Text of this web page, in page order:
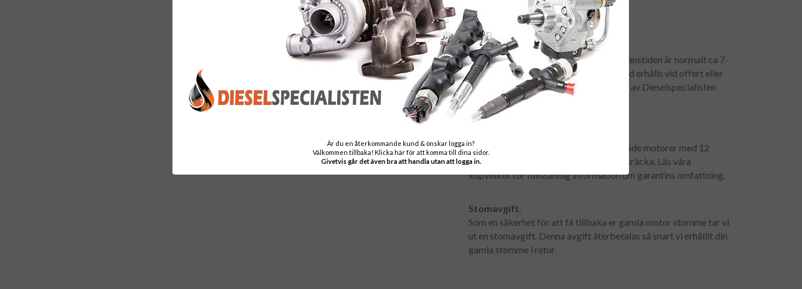
Frakt & leverans:
Fri frakt tur & retur av stommen - Leveranstiden är normalt ca 7-
10 arbetsdagar, en mer exakt leveranstid erhålls vid offert eller
order. Returfrakten för stommen bokas av Dieselspecialisten
efter motorbytet.
För din trygghet levereras våra renoverade motorer med 12
månaders garanti och obegränsad körsträcka. Läs våra
köpvillkor för fullständig information om garantins omfattning.
Stomavgift:
Som en säkerhet för att få tillbaka er gamla motor stomme tar vi
ut en stomavgift. Denna avgift återbetalas så snart vi erhållit din
gamla stomme i retur.
Är du en återkommande kund & önskar logga in?
Välkommen tillbaka! Klicka här för att komma till dina sidor.
Givetvis går det även bra att handla utan att logga in.